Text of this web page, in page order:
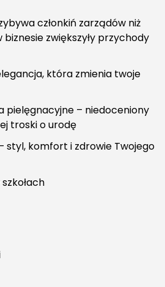
członkiń zarządów niż
zwiększyły przychody
która zmienia twoje
pielęgnacyjne – niedoceniony
troski o urodę
styl, komfort i zdrowie Twojego